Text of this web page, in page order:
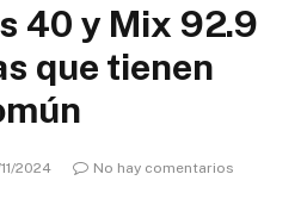
40 y Mix 92.9
que tienen
2024
No hay comentarios